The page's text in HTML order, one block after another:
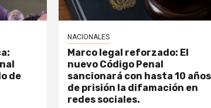
de
NACIONALES
Marco legal reforzado: El
nuevo Código Penal
sancionará con hasta 10 años
de prisión la difamación en
redes sociales.